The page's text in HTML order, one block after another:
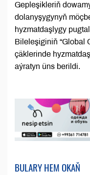
Gepleşikleriň
dolanyşygynyň
hyzmatdaşlygy
Bileleşiginiň “Global
çäklerinde
aýratyn üns berildi.
BULARY HEM OKAŇ